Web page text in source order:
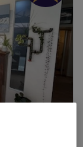
– 20:00
–20:00
–20:00
- Shen
pour la
Alexandre
du corps,